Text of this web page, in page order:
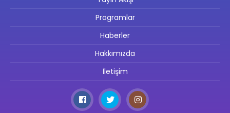
Programlar
Haberler
Hakkımızda
İletişim